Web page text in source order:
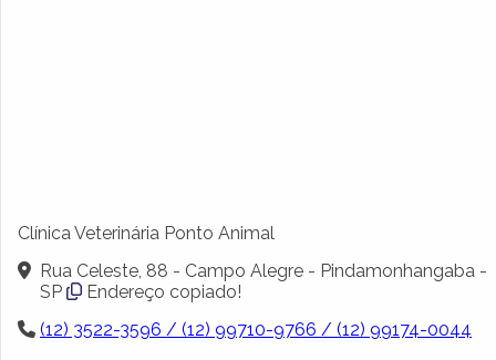
Clínica Veterinária Ponto Animal
Rua Celeste, 88 - Campo Alegre - Pindamonhangaba -
SP
Endereço copiado!
(12) 3522-3596 / (12) 99710-9766 / (12) 99174-0044